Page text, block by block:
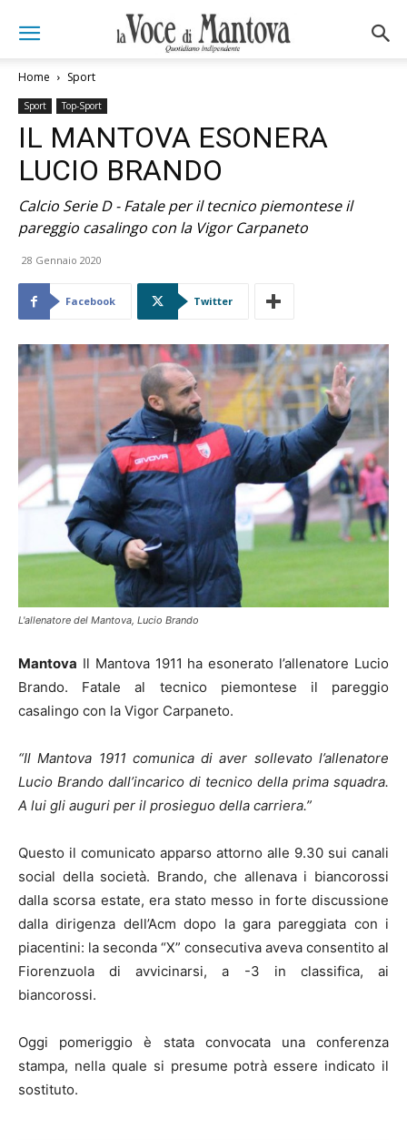
Home Sport
Sport Top-Sport
IL MANTOVA ESONERA
LUCIO BRANDO
Calcio Serie D - Fatale per il tecnico piemontese il
pareggio casalingo con la Vigor Carpaneto
28 Gennaio 2020
Facebook Twitter
L'allenatore del Mantova, Lucio Brando
Mantova Il Mantova 1911 ha esonerato l’allenatore Lucio
Brando. Fatale al tecnico piemontese il pareggio
casalingo con la Vigor Carpaneto.
“Il Mantova 1911 comunica di aver sollevato l’allenatore
Lucio Brando dall’incarico di tecnico della prima squadra.
A lui gli auguri per il prosieguo della carriera.”
Questo il comunicato apparso attorno alle 9.30 sui canali
social della società. Brando, che allenava i biancorossi
dalla scorsa estate, era stato messo in forte discussione
dalla dirigenza dell’Acm dopo la gara pareggiata con i
piacentini: la seconda “X” consecutiva aveva consentito al
Fiorenzuola di avvicinarsi, a -3 in classifica, ai
biancorossi.
Oggi pomeriggio è stata convocata una conferenza
stampa, nella quale si presume potrà essere indicato il
sostituto.